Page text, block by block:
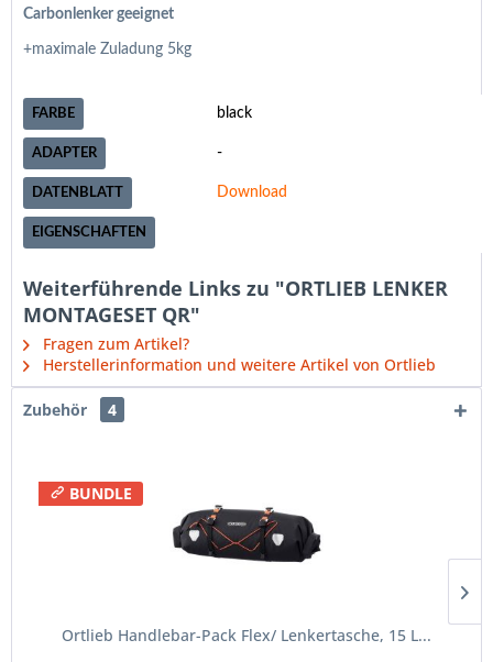
Carbonlenker geeignet
+maximale Zuladung 5kg
Weitere
Informationen
FARBE black
ADAPTER -
DATENBLATT Download
EIGENSCHAFTEN
Weiterführende Links zu "ORTLIEB LENKER
MONTAGESET QR"
Fragen zum Artikel?
Herstellerinformation und weitere Artikel von Ortlieb
Zubehör 4
BUNDLE
Ortlieb Handlebar-Pack Flex/ Lenkertasche, 15 L...